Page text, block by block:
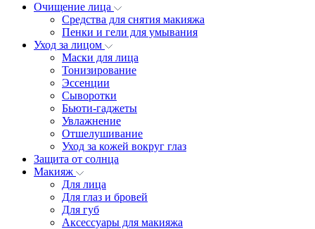
Очищение лица
Средства для снятия макияжа
Пенки и гели для умывания
Уход за лицом
Маски для лица
Тонизирование
Эссенции
Сыворотки
Бьюти-гаджеты
Увлажнение
Отшелушивание
Уход за кожей вокруг глаз
Защита от солнца
Макияж
Для лица
Для глаз и бровей
Для губ
Аксессуары для макияжа